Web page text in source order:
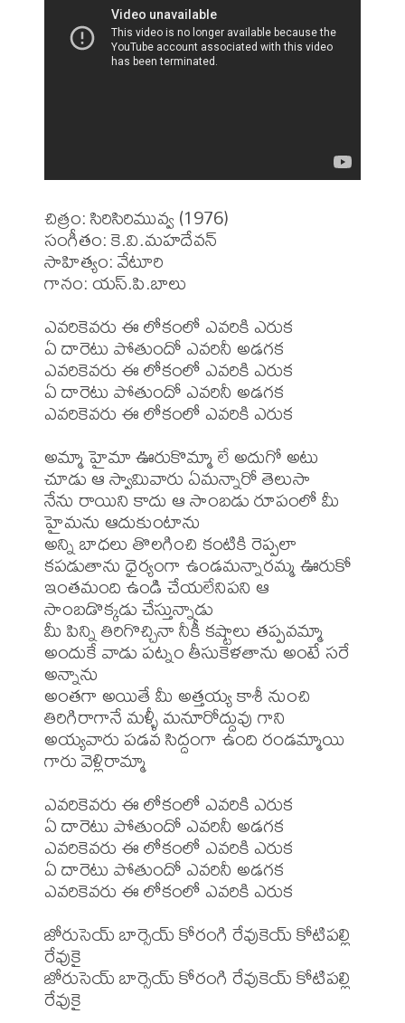
చిత్రం: సిరిసిరిమువ్వ (1976)
సంగీతం: కె.వి.మహదేవన్
సాహిత్యం: వేటూరి
గానం: యస్.పి.బాలు
ఎవరికెవరు ఈ లోకంలో ఎవరికి ఎరుక
ఏ దారెటు పోతుందో ఎవరినీ అడగక
ఎవరికెవరు ఈ లోకంలో ఎవరికి ఎరుక
ఏ దారెటు పోతుందో ఎవరినీ అడగక
ఎవరికెవరు ఈ లోకంలో ఎవరికి ఎరుక
అమ్మా హైమా ఊరుకొమ్మా లే అదుగో అటు
చూడు ఆ స్వామివారు ఏమన్నారో తెలుసా
నేను రాయిని కాదు ఆ సాంబడు రూపంలో మీ
హైమను ఆదుకుంటాను
అన్ని బాధలు తొలగించి కంటికి రెప్పలా
కపడుతాను ధైర్యంగా ఉండమన్నారమ్మ ఊరుకో
ఇంతమంది ఉండి చేయలేనిపని ఆ
సాంబడొక్కడు చేస్తున్నాడు
మీ పిన్ని తిరిగొచ్చినా నీకీ కష్టాలు తప్పవమ్మా
అందుకే వాడు పట్నం తీసుకెళతాను అంటే సరే
అన్నాను
అంతగా అయితే మీ అత్తయ్య కాశీ నుంచి
తిరిగిరాగానే మళ్ళీ మనూరోద్దువు గాని
అయ్యవారు పడవ సిద్దంగా ఉంది రండమ్మాయి
గారు వెళ్లిరామ్మా
ఎవరికెవరు ఈ లోకంలో ఎవరికి ఎరుక
ఏ దారెటు పోతుందో ఎవరినీ అడగక
ఎవరికెవరు ఈ లోకంలో ఎవరికి ఎరుక
ఏ దారెటు పోతుందో ఎవరినీ అడగక
ఎవరికెవరు ఈ లోకంలో ఎవరికి ఎరుక
జోరుసెయ్ బార్సెయ్ కోరంగి రేవుకెయ్ కోటిపల్లి
రేవుకై
జోరుసెయ్ బార్సెయ్ కోరంగి రేవుకెయ్ కోటిపల్లి
రేవుకై